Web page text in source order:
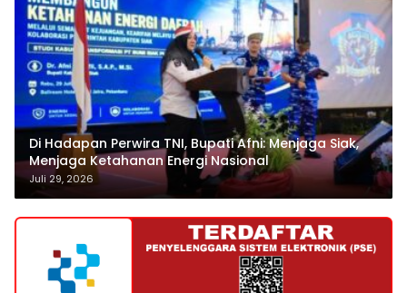
Di Hadapan Perwira TNI, Bupati Afni: Menjaga Siak,
Menjaga Ketahanan Energi Nasional
Juli 29, 2026